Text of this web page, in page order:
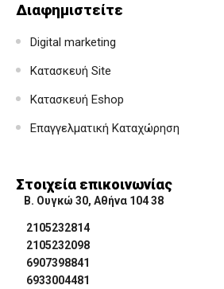
Διαφημιστείτε
Digital marketing
Κατασκευή Site
Κατασκευή Eshop
Επαγγελματική Καταχώρηση
Στοιχεία επικοινωνίας
Β. Ουγκώ 30, Αθήνα 104 38
2105232814
2105232098
6907398841
6933004481